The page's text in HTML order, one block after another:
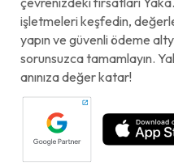
işletmeleri keşfedin,
yapın ve güvenli ödeme
sorunsuzca tamamlayın.
anınıza değer katar!